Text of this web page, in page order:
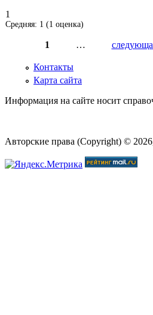
1
Средняя: 1 (1 оценка)
1 …
Контакты
Карта сайта
Информация на сайте носит
Авторские права (Copyright) ©